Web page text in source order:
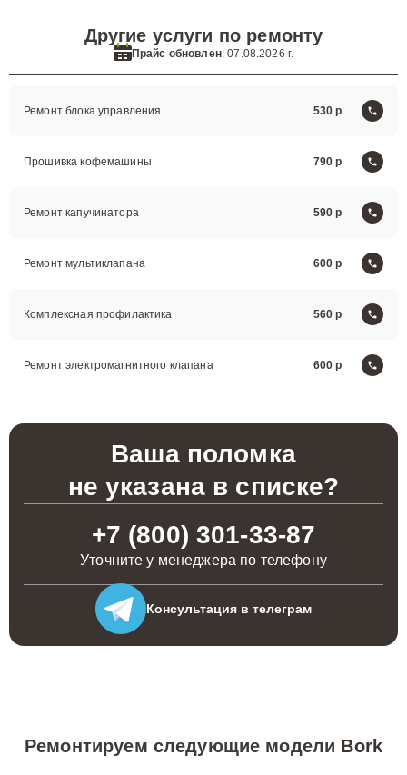
Другие услуги по ремонту
Прайс обновлен: 07.08.2026 г.
Ремонт блока управления 530
Прошивка кофемашины 790
Ремонт капучинатора 590
Ремонт мультиклапана 600
Комплексная профилактика 560
Ремонт электромагнитного клапана 600
Ваша поломка
не указана в списке?
+7 (800) 301-33-87
Уточните у менеджера по телефону
Консультация в телеграм
Ремонтируем следующие модели Bork